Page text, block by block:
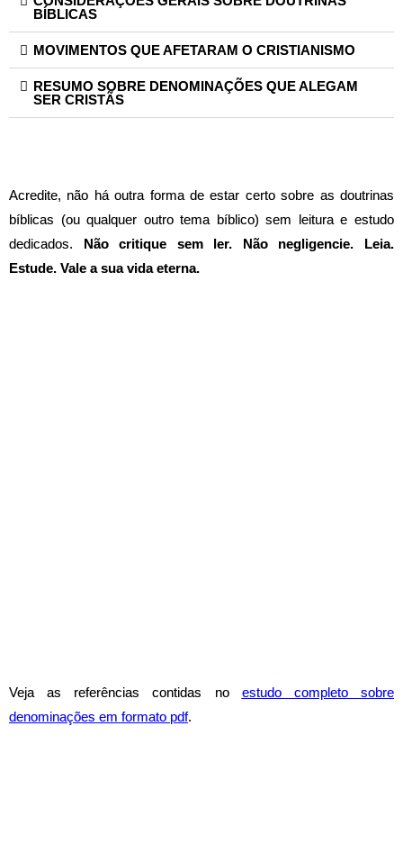
BÍBLICAS
MOVIMENTOS QUE AFETARAM O CRISTIANISMO
RESUMO SOBRE DENOMINAÇÕES QUE ALEGAM
SER CRISTÃS
Acredite, não há outra forma de estar certo sobre as doutrinas
bíblicas (ou qualquer outro tema bíblico) sem leitura e estudo
dedicados. Não critique sem ler. Não negligencie. Leia.
Estude. Vale a sua vida eterna.
Veja as referências contidas no estudo completo sobre
denominações em formato pdf.